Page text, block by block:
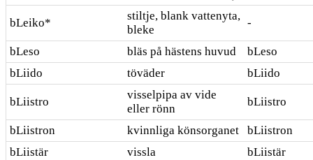
bLeiko*
stiltje, blank vattenyta,
bleke
-
bLeso bläs på hästens huvud
bLeso
bLiido
töväder bLiido
bLiistro
visselpipa av vide
eller rönn
bLiistro
bLiistron kvinnliga könsorganet
bLiistron
bLiistär
vissla bLiistär